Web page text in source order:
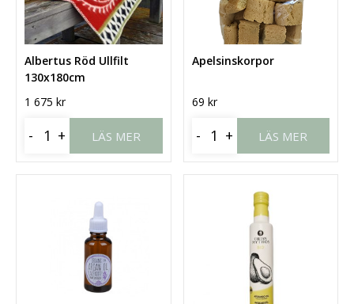
Albertus Röd Ullfilt
130x180cm
1 675 kr
- + LÄS MER
Apelsinskorpor
69 kr
- + LÄS MER